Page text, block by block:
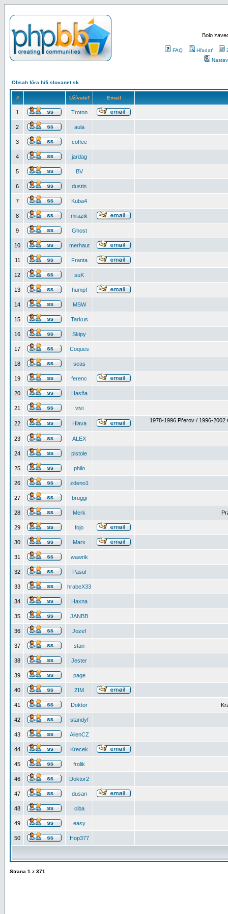
Bolo
FAQ Hľadať
Obsah fóra hifi.slovanet.sk
# Užívateľ Email
1 Troton
2 aula
3 coffee
4 jardag
5 BV
6 dustin
7 Kuba4
8 mrazik
9 Ghost
10 merhaut
11 Franta
12 suK
13 humpf
14 MSW
15 Tarkus
16 Skipy
17 Coques
18 seas
19 ferenc
20 Hasňa
21 vivi
22 Hlava 1978-1996 Přerov / 1996-2002
23 ALEX
24 pistole
25 philo
26 zdeno1
27 bruggi
28 Merk
29 fojo
30 Marx
31 wawrik
32 Pasul
33 hrabeX33
34 Haxna
35 JANBB
36 Jozef
37 stan
38 Jester
39 page
40 ZIM
41 Doktor
42 standyf
43 AlienCZ
44 Krecek
45 frolik
46 Doktor2
47 dusan
48 ciba
49 easy
50 Hop377
Strana 1 z 371